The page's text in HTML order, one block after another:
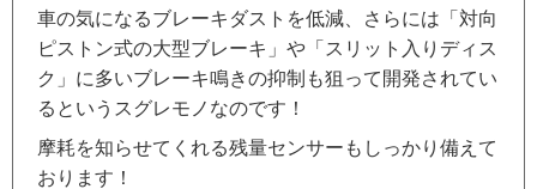
車の気になるブレーキダストを低減、さらには「対向
ピストン式の大型ブレーキ」や「スリット入りディス
ク」に多いブレーキ鳴きの抑制も狙って開発されてい
るというスグレモノなのです！
摩耗を知らせてくれる残量センサーもしっかり備えて
おります！